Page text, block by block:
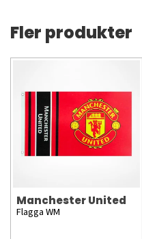
Fler produkter
Manchester United
Flagga WM